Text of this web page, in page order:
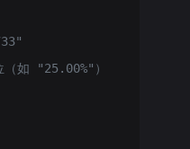
如 "25.00%"）